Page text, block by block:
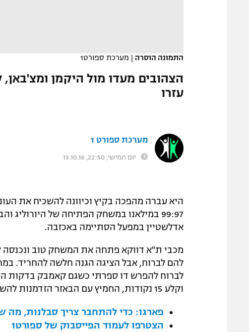
התמונה הוסרה | מערכת ספורט1
הצהובים מעדו מול היקמן
עזרו
מערכת ספורט 1
יום חמישי, 22:50, 13.10.16
היא עברה מהפכה בקיץ וכיוונה להשכיח את
99:97 במילאנו במשחק הפתיחה של
אדלשטיין במפעל הסתיימה באכזבה.
מכבי ת"א דווקא פתחה את המשחק טוב
להם לברוח, אבל הציגה הגנה חלשה להחריד.
לברוח להפרש דו ספרתי כשגם קאמבק בדקות
וקלע 15 נקודות, החמיץ עם הבאזר הזדמנות להשוות ולכפות הארכה.
פארגו: כדי להתחבר צריך סבלנות, מה
הצטרפו לעמוד הפייסבוק של ספורט1